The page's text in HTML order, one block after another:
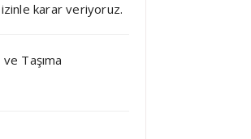
karar veriyoruz.
Taşıma